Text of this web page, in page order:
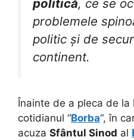
politică, ce se
problemele
politic și de
continent.
Înainte de a pleca de
cotidianul “Borba“, în
acuza Sfântul Sinod al